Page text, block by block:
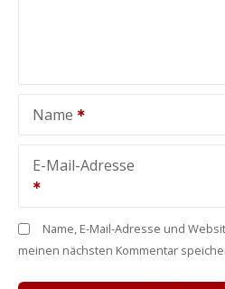
Name
E-Mail-Adresse
Name, E-Mail-Adresse und
meinen nächsten Kommentar